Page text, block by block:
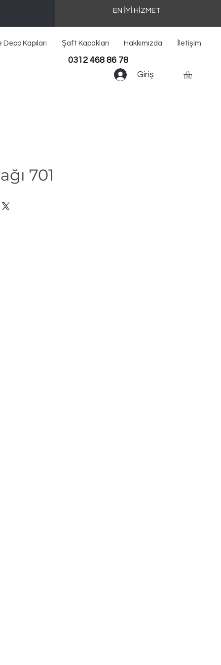
EN İYİ HİZMET
Depo Kapıları Şaft Kapakları Hakkımızda İletişim
Giriş
0312 468 86 78
701